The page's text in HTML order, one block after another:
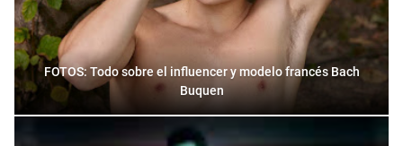
FOTOS: Todo sobre el influencer y modelo francés Bach
Buquen